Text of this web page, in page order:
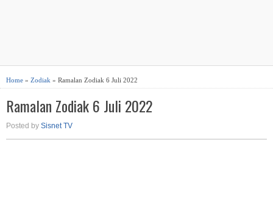
Home » Zodiak » Ramalan Zodiak 6 Juli 2022
Ramalan Zodiak 6 Juli 2022
Posted by Sisnet TV